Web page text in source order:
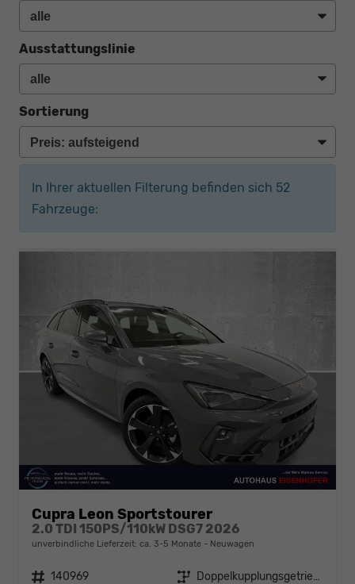
Ausstattungslinie
Sortierung
In Ihrer aktuellen Filterung befinden sich 52
Fahrzeuge:
Cupra Leon Sportstourer
2.0 TDI 150PS/110kW DSG7 2026
unverbindliche Lieferzeit: ca. 3-5 Monate Neuwagen
Fahrzeugnr. 140969 Getriebe
Doppelkupplungsgetriebe (DSG)